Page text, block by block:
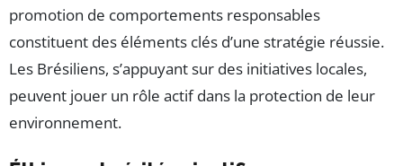
promotion de comportements responsables
constituent des éléments clés d’une stratégie réussie.
Les Brésiliens, s’appuyant sur des initiatives locales,
peuvent jouer un rôle actif dans la protection de leur
environnement.